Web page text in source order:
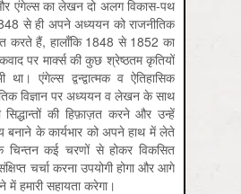
एंगेल्स का लेखन दो अलग विकास-पथ
से ही अपने अध्ययन को राजनीतिक
करते हैं, हालाँकि 1848 से 1852 का
पर मार्क्स की कुछ श्रेष्ठतम कृतियों
एंगेल्स द्वन्द्वात्मक व ऐतिहासिक
विज्ञान पर अध्ययन व लेखन के साथ
सिद्धान्तों की हिफ़ाज़त करने और उन्हें
बनाने के कार्यभार को अपने हाथ में लेते
चिन्तन कई चरणों से होकर विकसित
चर्चा करना उपयोगी होगा और आगे
हमारी सहायता करेगा।